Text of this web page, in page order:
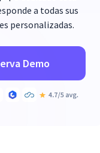
a todas sus
personalizadas.
Demo